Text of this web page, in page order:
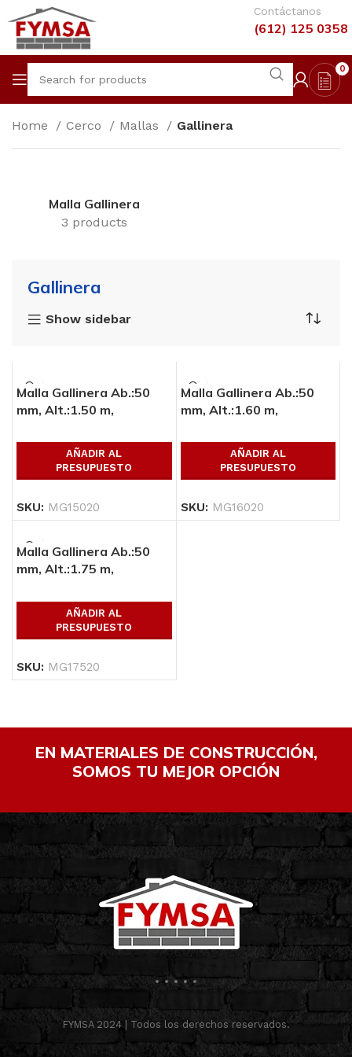
Contáctanos
(612) 125 0358
0
Home Cerco Mallas Gallinera
Malla Gallinera
3 products
Gallinera
Show sidebar
Malla Gallinera Ab.:50
mm, Alt.:1.50 m,
AÑADIR AL
PRESUPUESTO
SKU: MG15020
Malla Gallinera Ab.:50
mm, Alt.:1.60 m,
AÑADIR AL
PRESUPUESTO
SKU: MG16020
Malla Gallinera Ab.:50
mm, Alt.:1.75 m,
AÑADIR AL
PRESUPUESTO
SKU: MG17520
EN MATERIALES DE CONSTRUCCIÓN,
SOMOS TU MEJOR OPCIÓN
FYMSA 2024 | Todos los derechos reservados.